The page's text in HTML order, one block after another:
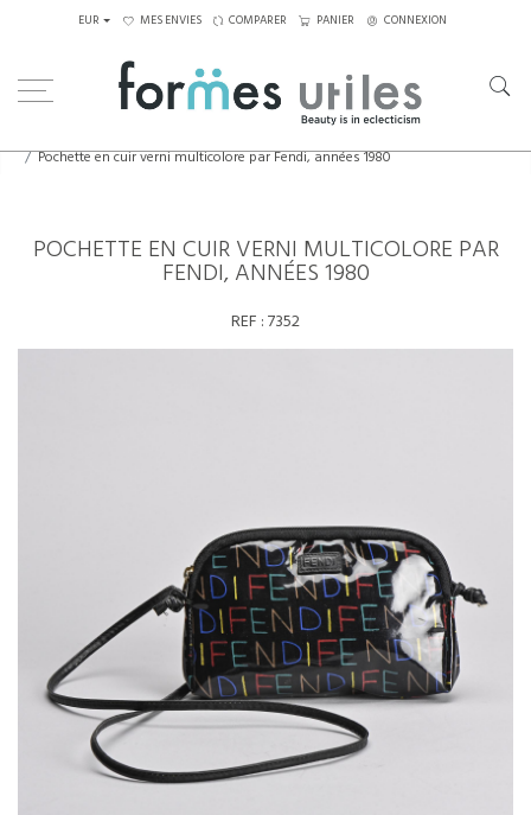
EUR MES ENVIES COMPARER PANIER CONNEXION
Pochette en cuir verni multicolore par Fendi, années 1980
POCHETTE EN CUIR VERNI MULTICOLORE PAR
FENDI, ANNÉES 1980
REF :7352